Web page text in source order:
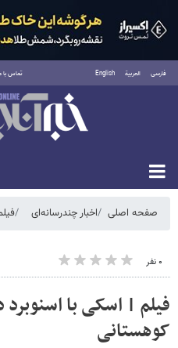
فارسی العربية English تماس با
پنجشنبه ۱۵ مرداد ۱۴۰۵
صفحه اصلی اخبار چندرسانه‌ای
۰ نفر
فیلم | اسکی با
کوهستانی